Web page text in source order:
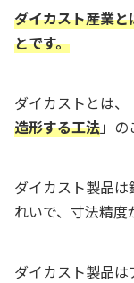
ダイカスト産業
とです。
ダイカストとは、
造形する工法」の
ダイカスト製品
れいで、寸法精度
ダイカスト製品